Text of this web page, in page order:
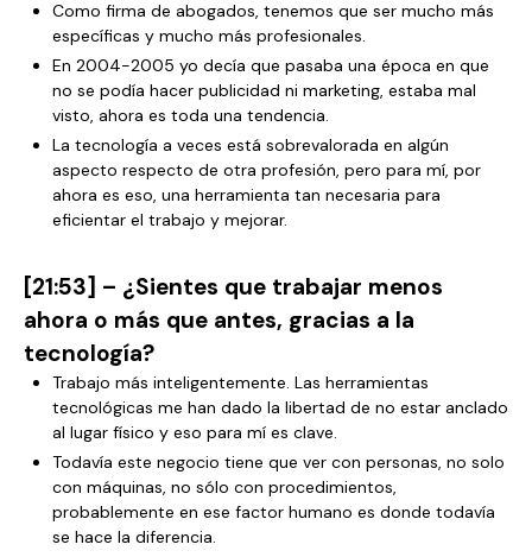
Como firma de abogados, tenemos que ser mucho más
específicas y mucho más profesionales.
En 2004-2005 yo decía que pasaba una época en que
no se podía hacer publicidad ni marketing, estaba mal
visto, ahora es toda una tendencia.
La tecnología a veces está sobrevalorada en algún
aspecto respecto de otra profesión, pero para mí, por
ahora es eso, una herramienta tan necesaria para
eficientar el trabajo y mejorar.
[21:53] – ¿Sientes que trabajar menos
ahora o más que antes, gracias a la
tecnología?
Trabajo más inteligentemente. Las herramientas
tecnológicas me han dado la libertad de no estar anclado
al lugar físico y eso para mí es clave.
Todavía este negocio tiene que ver con personas, no solo
con máquinas, no sólo con procedimientos,
probablemente en ese factor humano es donde todavía
se hace la diferencia.